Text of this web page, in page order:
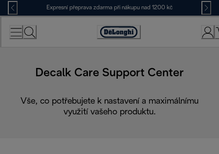
Skip
to
Content
Expresní přeprava zdarma při nákupu nad 1200 kč
Accessibility
Decalk Care Support Center
Vše, co potřebujete k nastavení a maximálnímu
využití vašeho produktu.